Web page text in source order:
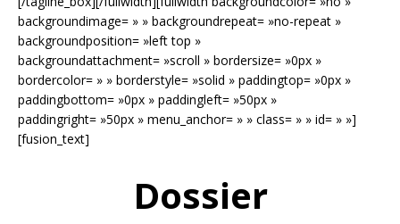
backgroundimage= » » backgroundrepeat= »no-repeat »
backgroundposition= »left top »
backgroundattachment= »scroll » bordersize= »0px »
bordercolor= » » borderstyle= »solid » paddingtop= »0px »
paddingbottom= »0px » paddingleft= »50px »
paddingright= »50px » menu_anchor= » » class= » » id= » »]
[fusion_text]
Dossier